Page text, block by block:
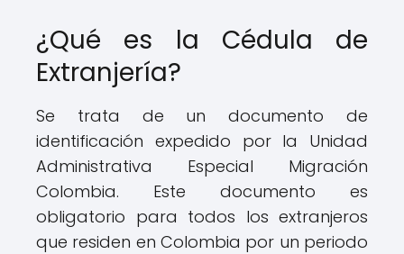
¿Qué es la Cédula de
Extranjería?
Se trata de un documento de
identificación expedido por la Unidad
Administrativa Especial Migración
Colombia. Este documento es
obligatorio para todos los extranjeros
que residen en Colombia por un periodo